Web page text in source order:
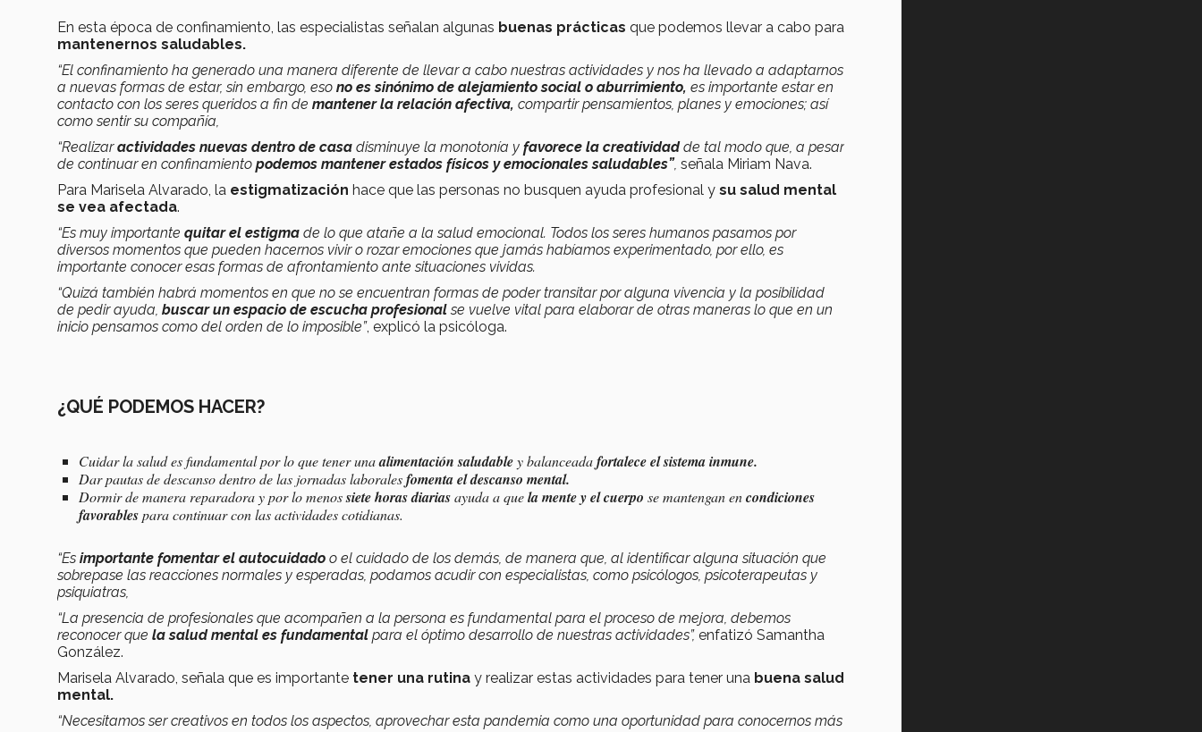
En esta época de confinamiento, las especialistas señalan algunas buenas prácticas que podemos llevar a cabo para
mantenernos saludables.
“El confinamiento ha generado una manera diferente de llevar a cabo nuestras actividades y nos ha llevado a adaptarnos
a nuevas formas de estar, sin embargo, eso no es sinónimo de alejamiento social o aburrimiento, es importante estar en
contacto con los seres queridos a fin de mantener la relación afectiva, compartir pensamientos, planes y emociones; así
como sentir su compañía,
“Realizaractividades nuevas dentro de casa disminuye la monotonía y favorece la creatividadde tal modo que, a pesar
de continuar en confinamiento podemos mantener estados físicos y emocionales saludables”, señala Miriam Nava.
Para Marisela Alvarado, la estigmatización hace que las personas no busquen ayuda profesional y su salud mental
se vea afectada.
“Es muy importante quitar el estigma de lo que atañe a la salud emocional. Todos los seres humanos pasamos por
diversos momentos que pueden hacernos vivir o rozar emociones que jamás habíamos experimentado, por ello, es
importante conocer esas formas de afrontamiento ante situaciones vividas.
“Quizá también habrá momentos en que no se encuentran formas de poder transitar por alguna vivencia y la posibilidad
de pedir ayuda, buscar un espacio de escucha profesionalse vuelve vital para elaborar de otras maneras lo que en un
inicio pensamos como del orden de lo imposible”, explicó la psicóloga.
¿QUÉ PODEMOS HACER?
Cuidar la salud es fundamental por lo que tener unaalimentación saludabley balanceadafortalece el sistema inmune.
Dar pautas de descanso dentro de las jornadas laboralesfomenta el descanso mental.
Dormir de manera reparadora y por lo menossiete horas diariasayuda a quela mente y el cuerpo se mantengan encondiciones
favorablespara continuar con las actividades cotidianas.
“Es importante fomentar el autocuidado o el cuidado de los demás, de manera que, al identificar alguna situación que
sobrepase las reacciones normales y esperadas, podamos acudir con especialistas, como psicólogos, psicoterapeutas y
psiquiatras,
“La presencia de profesionales que acompañen a la persona es fundamental para el proceso de mejora, debemos
reconocer que la salud mental es fundamental para el óptimo desarrollo de nuestras actividades”, enfatizó Samantha
González.
Marisela Alvarado, señala que es importante tener una rutina y realizar estas actividades para tener una buena salud
mental.
“Necesitamos ser creativos en todos los aspectos, aprovechar esta pandemia como una oportunidad para conocernos más